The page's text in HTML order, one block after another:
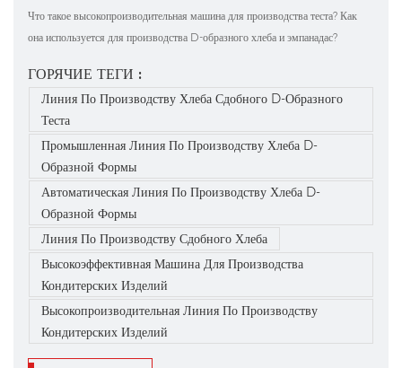
Что такое высокопроизводительная машина для производства теста? Как
она используется для производства D-образного хлеба и эмпанадас?
стандартным оборудованием современных пекарен. Объединяя в себе
раскатку теста, контроль толщины, точну...
ГОРЯЧИЕ ТЕГИ :
Линия По Производству Хлеба Сдобного D-Образного
Теста
Промышленная Линия По Производству Хлеба D-
Образной Формы
Автоматическая Линия По Производству Хлеба D-
Образной Формы
Линия По Производству Сдобного Хлеба
Высокоэффективная Машина Для Производства
Кондитерских Изделий
Высокопроизводительная Линия По Производству
Кондитерских Изделий